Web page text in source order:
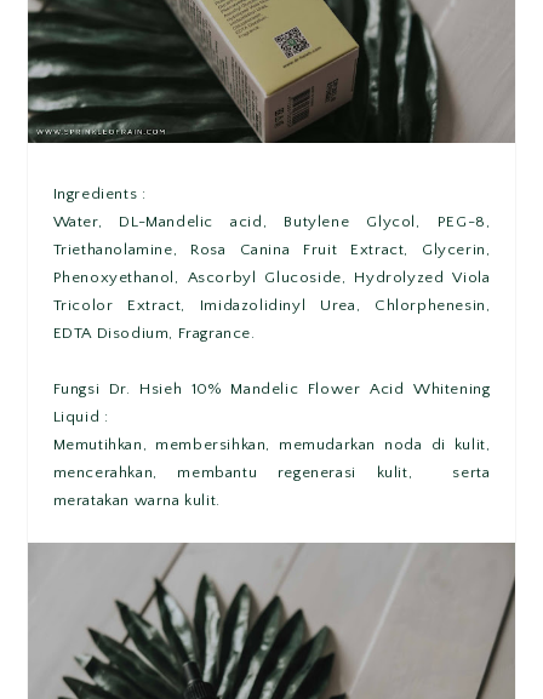
Ingredients :
Water, DL-Mandelic acid, Butylene Glycol, PEG-8,
Triethanolamine, Rosa Canina Fruit Extract, Glycerin,
Phenoxyethanol, Ascorbyl Glucoside, Hydrolyzed Viola
Tricolor Extract, Imidazolidinyl Urea, Chlorphenesin,
EDTA Disodium, Fragrance.
Fungsi Dr. Hsieh 10% Mandelic Flower Acid Whitening
Liquid :
Memutihkan, membersihkan, memudarkan noda di kulit,
mencerahkan, membantu regenerasi kulit, serta
meratakan warna kulit.